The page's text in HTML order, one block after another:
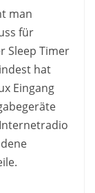
man
für
Sleep Timer
hat
Eingang